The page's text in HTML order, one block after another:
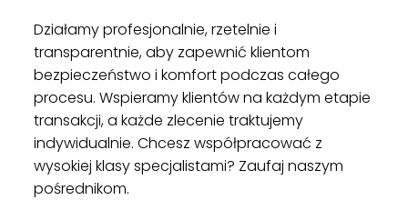
Działamy profesjonalnie, rzetelnie i
transparentnie, aby zapewnić klientom
bezpieczeństwo i komfort podczas całego
procesu. Wspieramy klientów na każdym etapie
transakcji, a każde zlecenie traktujemy
indywidualnie. Chcesz współpracować z
wysokiej klasy specjalistami? Zaufaj naszym
pośrednikom.